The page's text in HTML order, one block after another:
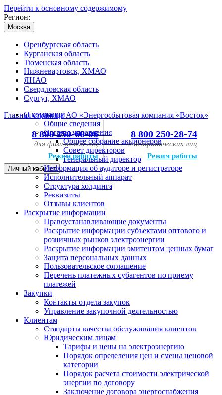
Перейти к основному содержимому
Регион:
Москва
Оренбургская область
Курганская область
Тюменская область
Нижневартовск, ХМАО
ЯНАО
Свердловская область
Сургут, ХМАО
Главная страница АО «Энергосбытовая компания «Восток»
8 800 250-60-06
для физических лиц
Режим работы
8 800 250-28-74
для юридических лиц
Режим работы
Личный кабинет
О компании
Общие сведения
Органы управления
Общее собрание акционеров
Совет директоров
Генеральный директор
Информация об аудиторе и регистраторе
Исполнительный аппарат
Структура холдинга
Реквизиты
Отзывы клиентов
Раскрытие информации
Правоустанавливающие документы
Раскрытие информации субъектами оптового и
розничных рынков электроэнергии
Раскрытие информации эмитентом ценных бумаг
Защита персональных данных
Пользовательское соглашение
Перечень платежных субагентов по приему
платежей
Закупки
Контакты отдела закупок
Управление закупочной деятельностью
Клиентам
Стандарты качества обслуживания клиентов
Юридическим лицам
Тарифы и цены на электроэнергию
Порядок определения цен и смены ценовой
категории
Порядок расчета стоимости электрической
энергии по договору
Заключение договора энергоснабжения